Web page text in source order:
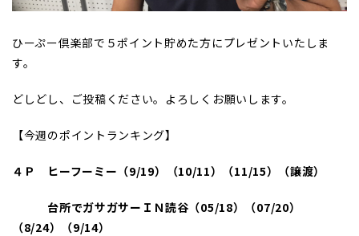
ひーぷー倶楽部で５ポイント貯めた方にプレゼントいたしま
す。
どしどし、ご投稿ください。よろしくお願いします。
【今週のポイントランキング】
４Ｐ ヒーフーミー（9/19）（10/11）（11/15）（譲渡）
台所でガサガサーＩＮ読谷（05/18）（07/20）
（8/24）（9/14）